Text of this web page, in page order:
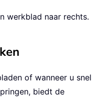
werkblad naar rechts.
of wanneer u snel
biedt de